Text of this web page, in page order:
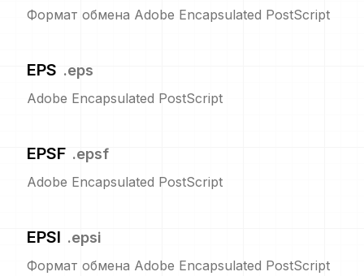
Формат обмена Adobe Encapsulated PostScript
EPS .eps
Adobe Encapsulated PostScript
EPSF .epsf
Adobe Encapsulated PostScript
EPSI .epsi
Формат обмена Adobe Encapsulated PostScript